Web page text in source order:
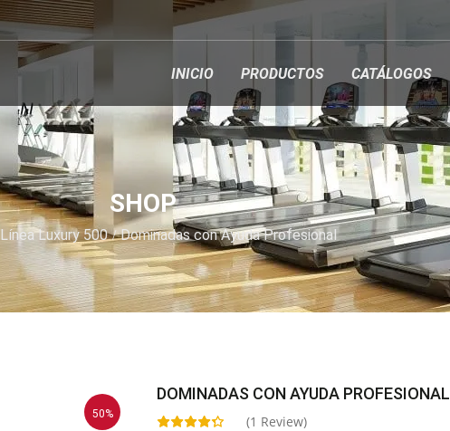
INICIO PRODUCTOS CATÁLOGOS
SHOP
Línea Luxury 500 Dominadas con Ayuda Profesional
50%
DOMINADAS CON AYUDA PROFESIONAL
(1 Review)